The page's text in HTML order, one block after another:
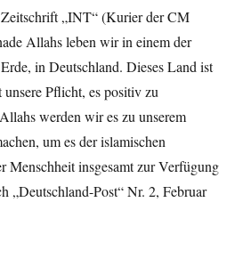
„INT“ (Kurier der CM
Allahs leben wir in einem der
in Deutschland. Dieses Land ist
unsere Pflicht, es positiv zu
werden wir es zu unserem
um es der islamischen
Menschheit insgesamt zur Verfügung
„Deutschland-Post“ Nr. 2, Februar